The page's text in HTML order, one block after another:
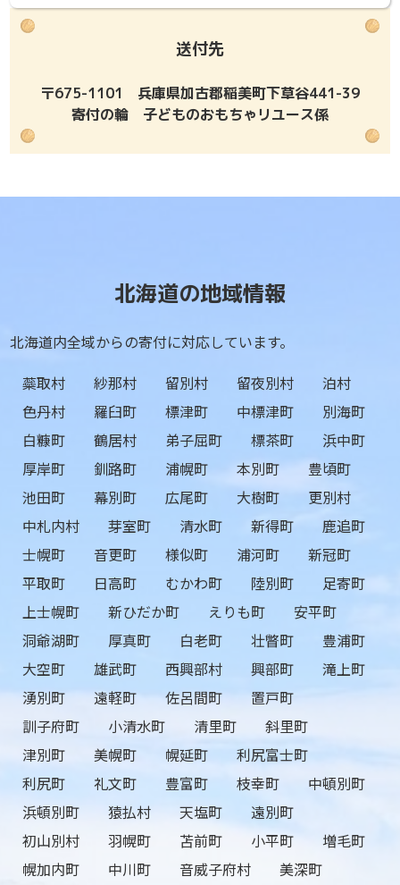
送付先
〒675-1101 兵庫県加古郡稲美町下草谷441-39
寄付の輪 子どものおもちゃリユース係
北海道の地域情報
北海道内全域からの寄付に対応しています。
蘂取村
紗那村 留別村 留夜別村
泊村
色丹村
羅臼町 標津町 中標津町
別海町
白糠町
鶴居村 弟子屈町 標茶町
浜中町
厚岸町
釧路町 浦幌町 本別町
豊頃町
池田町
幕別町 広尾町 大樹町
更別村
中札内村
芽室町 清水町 新得町
鹿追町
士幌町
音更町 様似町 浦河町
新冠町
平取町
日高町 むかわ町 陸別町
足寄町
上士幌町
新ひだか町 えりも町
安平町
洞爺湖町
厚真町 白老町 壮瞥町
豊浦町
大空町
雄武町 西興部村 興部町
滝上町
湧別町
遠軽町 佐呂間町
置戸町
訓子府町
小清水町 清里町
斜里町
津別町
美幌町 幌延町
利尻富士町
利尻町
礼文町 豊富町 枝幸町
中頓別町
浜頓別町
猿払村 天塩町
遠別町
初山別村
羽幌町 苫前町 小平町
増毛町
幌加内町
中川町 音威子府村
美深町